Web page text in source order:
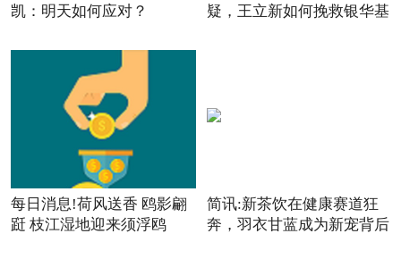
凯：明天如何应对？
疑，王立新如何挽救银华基
每日消息!荷风送香 鸥影翩
跹 枝江湿地迎来须浮鸥
简讯:新茶饮在健康赛道狂
奔，羽衣甘蓝成为新宠背后